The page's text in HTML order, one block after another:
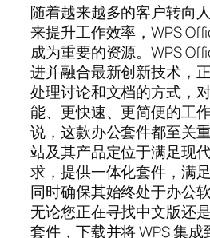
随着越来越多的客户转向
来提升工作效率，WPS
成为重要的资源。WPS
进并融合最新创新技术，
处理讨论和文档的方式，
能、更快速、更简便的工
说，这款办公套件都至关
站及其产品定位于满足现
求，提供一体化套件，满
同时确保其始终处于办公
无论您正在寻找中文版还
套件，下载并将 WPS 集